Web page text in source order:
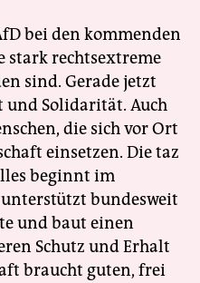
bei den kommenden
stark rechtsextreme
sind. Gerade jetzt
und Solidarität. Auch
die sich vor Ort
einsetzen. Die taz
beginnt im
bundesweit
und baut einen
Schutz und Erhalt
braucht guten, frei